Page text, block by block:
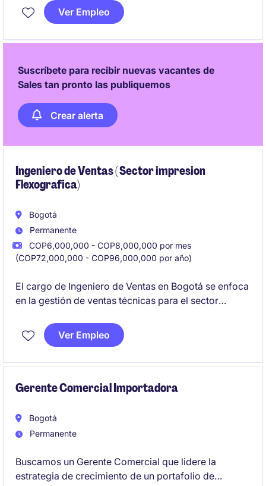
ventas y fomentar el crecimiento comercial. Este rol
se centra en la planificación, ejecución y supervisión
Ver Empleo
Suscríbete para recibir nuevas vacantes de
Sales tan pronto las publiquemos
Crear alerta
Ingeniero de Ventas ( Sector impresion
Flexografica)
Bogotá
Permanente
COP6,000,000 - COP8,000,000 por mes
(COP72,000,000 - COP96,000,000 por año)
El cargo de Ingeniero de Ventas en Bogotá se enfoca
en la gestión de ventas técnicas para el sector
será la Gestion y desarrollo de las líneas de
fotopolímeros y maquinaria flexográfica y
Ver Empleo
Gerente Comercial Importadora
Bogotá
Permanente
Buscamos un Gerente Comercial que lidere la
estrategia de crecimiento de un portafolio de